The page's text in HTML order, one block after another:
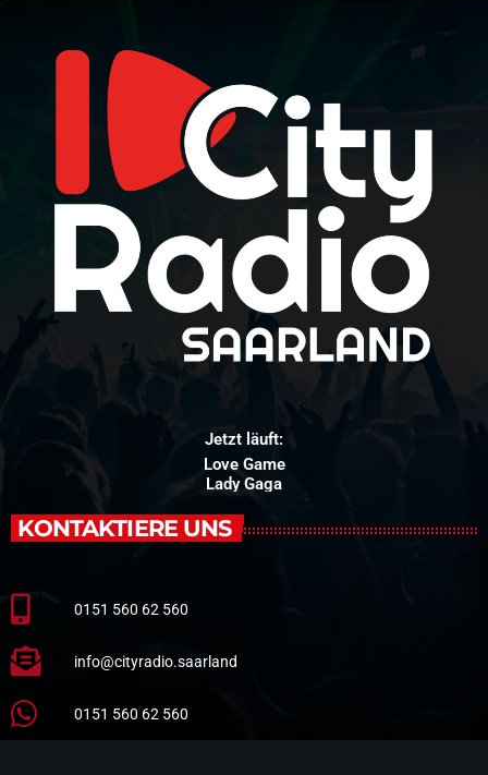
Jetzt läuft:
Love Game
Lady Gaga
KONTAKTIERE UNS
0151 560 62 560
info@cityradio.saarland
0151 560 62 560